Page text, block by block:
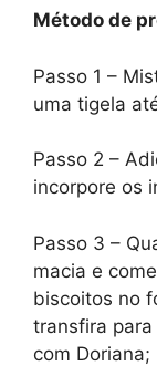
Método de
Passo 1 –
uma tigela
Passo 2 –
incorpore os
Passo 3 –
macia e
biscoitos no
transfira
com Doriana;